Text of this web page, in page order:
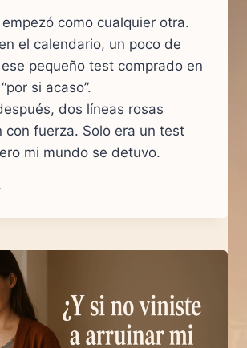
como cualquier otra.
el calendario, un poco de
pequeño test comprado en
si acaso”.
dos líneas rosas
con fuerza. Solo era un test
mi mundo se detuvo.